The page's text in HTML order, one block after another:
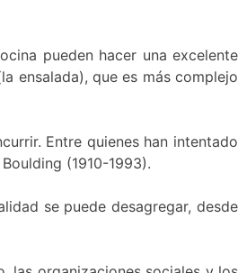
pueden hacer una excelente
ensalada), que es más complejo
Entre quienes han intentado
(1910-1993).
se puede desagregar, desde